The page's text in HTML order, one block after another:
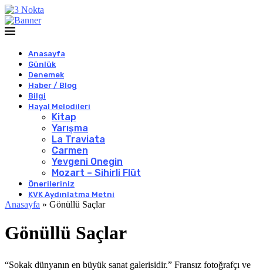
Anasayfa
Günlük
Denemek
Haber / Blog
Bilgi
Hayal Melodileri
Kitap
Yarışma
La Traviata
Carmen
Yevgeni Onegin
Mozart – Sihirli Flüt
Önerileriniz
KVK Aydınlatma Metni
Anasayfa » Gönüllü Saçlar
Gönüllü Saçlar
“Sokak dünyanın en büyük sanat galerisidir.” Fransız fotoğrafçı ve